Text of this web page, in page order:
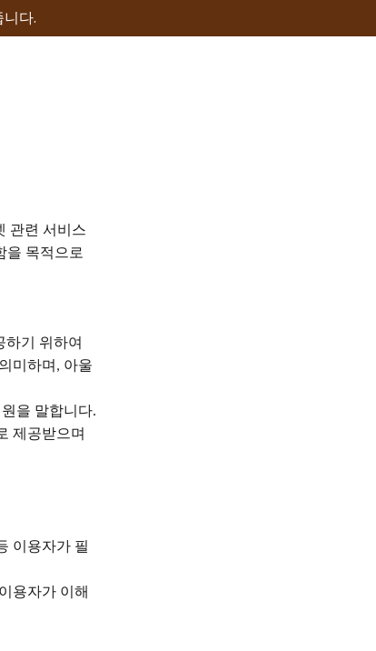
다.
관련 서비스
을 목적으로
하기 위하여
미하며 , 아울
을 말합니다.
제공받으며
이용자가 필
용자가 이해